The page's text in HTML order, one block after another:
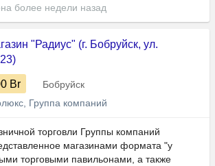
более недели назад
"Радиус" (г. Бобруйск, ул.
Br
Бобруйск
Группа компаний
торговли Группы компаний
магазинами формата "у
торговыми павильонами, а также